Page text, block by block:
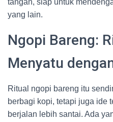
tangan, siap untuk
yang lain.
Ngopi Bareng:
Menyatu
Ritual ngopi bareng itu
berbagi kopi, tetapi juga ide
berjalan lebih santai. Ada